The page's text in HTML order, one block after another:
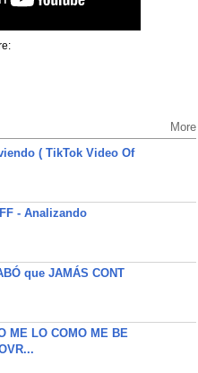
More
( TikTok Video Of
- Analizando
que JAMÁS CONT
ME LO COMO ME BE